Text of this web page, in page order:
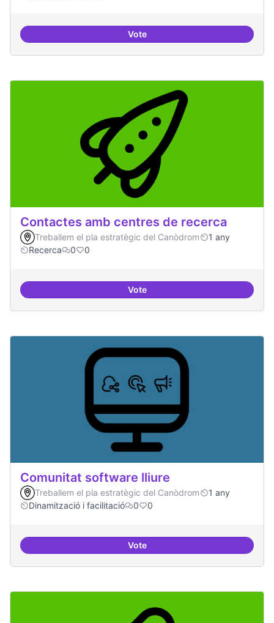
VoteResidències d'èxit
Contactes amb centres de recerca
Treballem el pla estratègic del Canòdrom
1 any
Recerca
0 0
VoteContactes amb centres de
Comunitat software lliure
Treballem el pla estratègic del Canòdrom
1 any
Dinamització i facilitació
0 0
VoteComunitat software lliure